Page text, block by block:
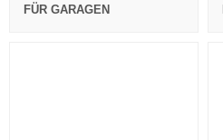
ÜR GARAGEN